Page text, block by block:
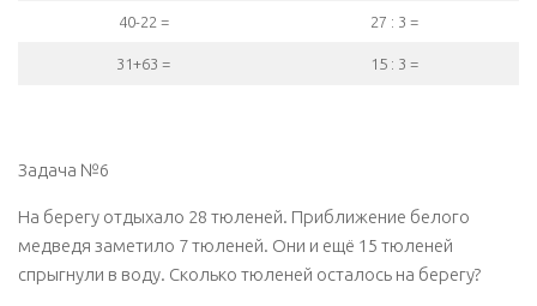
40-22 = 27 : 3 =
31+63 = 15 : 3 =
Задача №6
На берегу отдыхало 28 тюленей. Приближение белого
медведя заметило 7 тюленей. Они и ещё 15 тюленей
спрыгнули в воду. Сколько тюленей осталось на берегу?